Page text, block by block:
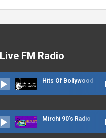
Live FM Radio
Hits Of Bollywood
Mirchi 90's Radio